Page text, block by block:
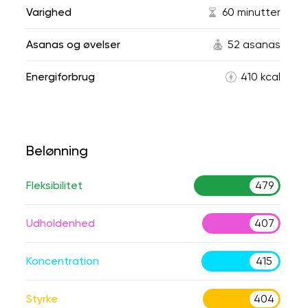
Varighed 60 minutter
Asanas og øvelser 52 asanas
Energiforbrug 410 kcal
Belønning
Fleksibilitet 479
Udholdenhed 407
Koncentration 415
Styrke 404